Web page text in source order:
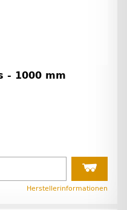
- 1000 mm
Herstellerinformationen